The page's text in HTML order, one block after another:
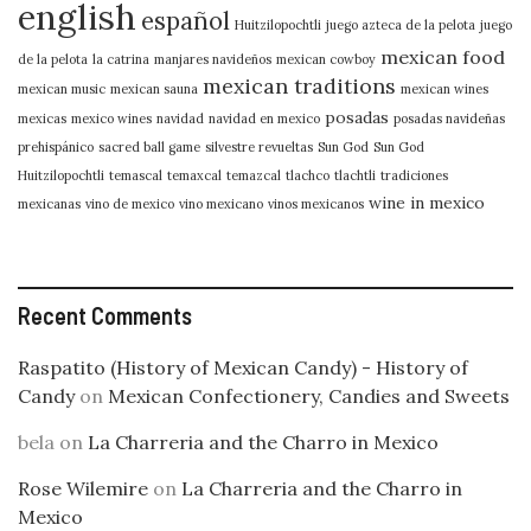
english español Huitzilopochtli juego azteca de la pelota juego
de la pelota la catrina manjares navideños mexican cowboy mexican food
mexican music mexican sauna mexican traditions mexican wines
mexicas mexico wines navidad navidad en mexico posadas posadas navideñas
prehispánico sacred ball game silvestre revueltas Sun God Sun God
Huitzilopochtli temascal temaxcal temazcal tlachco tlachtli tradiciones
mexicanas vino de mexico vino mexicano vinos mexicanos wine in mexico
Recent Comments
Raspatito (History of Mexican Candy) - History of
Candyon Mexican Confectionery, Candies and Sweets
bela on La Charreria and the Charro in Mexico
Rose Wilemire on La Charreria and the Charro in
Mexico